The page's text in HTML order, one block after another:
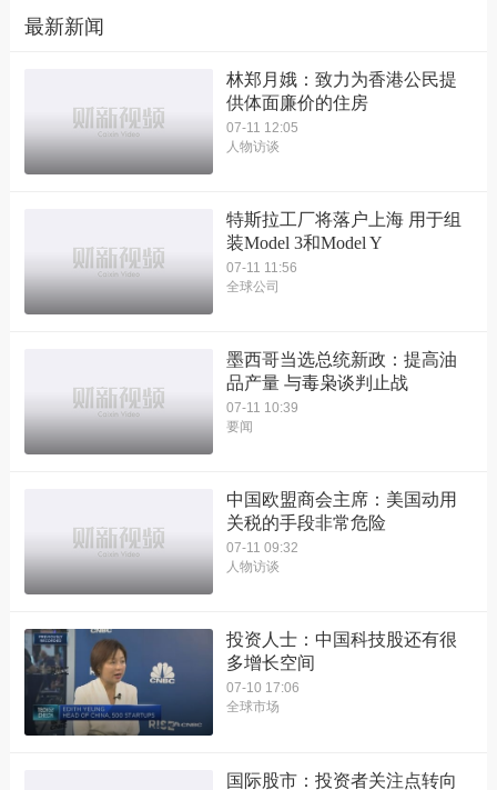
最新新闻
林郑月娥：致力为香港公民提
供体面廉价的住房
07-11 12:05
人物访谈
特斯拉工厂将落户上海 用于组
装Model 3和Model Y
07-11 11:56
全球公司
墨西哥当选总统新政：提高油
品产量 与毒枭谈判止战
07-11 10:39
要闻
中国欧盟商会主席：美国动用
关税的手段非常危险
07-11 09:32
人物访谈
投资人士：中国科技股还有很
多增长空间
07-10 17:06
全球市场
国际股市：投资者关注点转向